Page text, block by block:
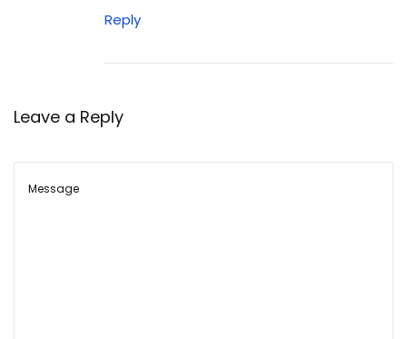
न
Reply
Leave a Reply